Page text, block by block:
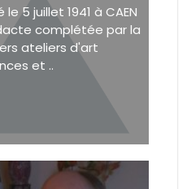
le 5 juillet 1941 à CAEN
complétée par la
ateliers d'art
et ..